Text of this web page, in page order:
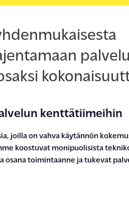
kenttätiimeihin
joilla on vahva käytännön
koostuvat monipuolisista
osana toimintaanne ja tukevat